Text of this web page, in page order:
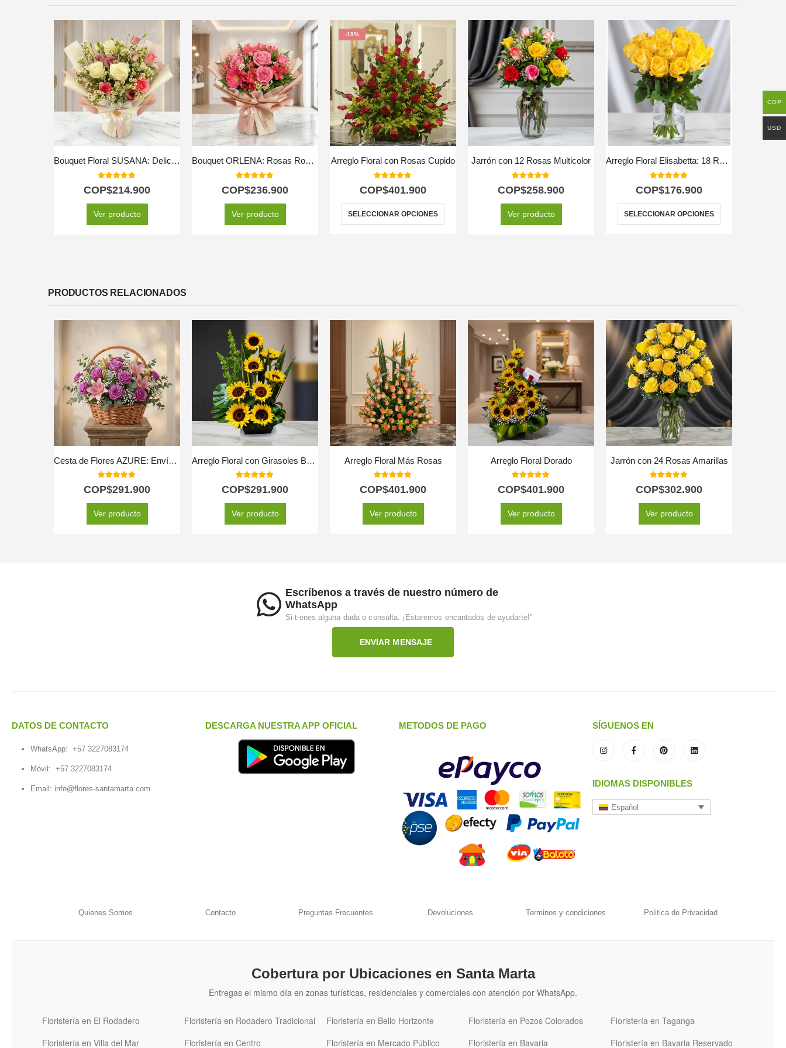
Bouquet Floral SUSANA: Delicadeza en Rosas y Astromelias 🌿
COP$214.900
Ver producto
Bouquet ORLENA: Rosas Rosadas y Gerberas en un Diseño Primaveral 🌸
COP$236.900
Ver producto
-19%
Arreglo Floral con Rosas Cupido
COP$401.900
SELECCIONAR OPCIONES
Jarrón con 12 Rosas Multicolor
COP$258.900
Ver producto
Arreglo Floral Elisabetta: 18 Rosas de Amistad y Gratitud 🌼
COP$176.900
SELECCIONAR OPCIONES
PRODUCTOS RELACIONADOS
Cesta de Flores AZURE: Envía Rosas y Lirios Primaverales a Domicilio 💐
5.00
COP$291.900
Ver producto
Arreglo Floral con Girasoles Bengala
5.00
COP$291.900
Ver producto
Arreglo Floral Más Rosas
5.00
COP$401.900
Ver producto
Arreglo Floral Dorado
5.00
COP$401.900
Ver producto
Jarrón con 24 Rosas Amarillas
5.00
COP$302.900
Ver producto
Escríbenos a través de nuestro número de
WhatsApp
Si tienes alguna duda o consulta. ¡Estaremos encantados de ayudarte!"
ENVIAR MENSAJE
DATOS DE CONTACTO
WhatsApp: +57 3227083174
Móvil: +57 3227083174
Email: info@flores-santamarta.com
DESCARGA NUESTRA APP OFICIAL METODOS DE PAGO SÍGUENOS EN
IDIOMAS DISPONIBLES
Español
Quienes Somos Contacto Preguntas Frecuentes Devoluciones Terminos y condiciones Politica de Privacidad
Cobertura por Ubicaciones en Santa Marta
Entregas el mismo día en zonas turísticas, residenciales y comerciales con atención por WhatsApp.
Floristería en El Rodadero Floristería en Rodadero Tradicional Floristería en Bello Horizonte Floristería en Pozos Colorados
Floristería en Taganga
Floristería en Villa del Mar
Floristería en Centro Floristería en Mercado Público Floristería en Bavaria Floristería en Bavaria Reservado
COP
USD